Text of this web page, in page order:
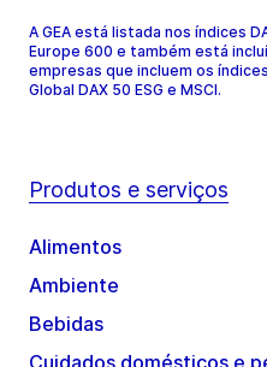
A GEA está listada nos índices
Europe 600 e também está
empresas que incluem os
Global DAX 50 ESG e MSCI.
Produtos e serviços
Alimentos
Ambiente
Bebidas